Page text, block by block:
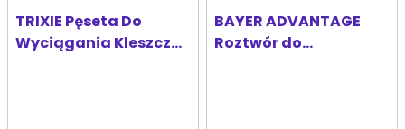
TRIXIE Pęseta Do
Wyciągania Kleszczy
BAYER ADVANTAGE
Roztwór do